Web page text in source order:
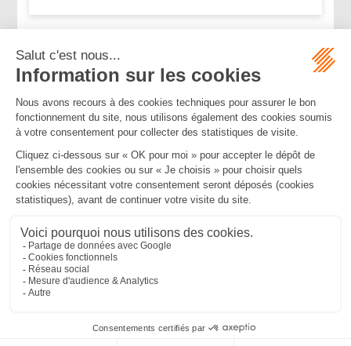
<< < ... 2
>>
Mentions légalesPolitique de confidentialitéPolitique de cookies
Plan du site
MBA ET ASSOCIÉS
235 Rue Helene Boucher, 34170 CASTELNAU LE LEZ
Bureau secondaire à Cannes